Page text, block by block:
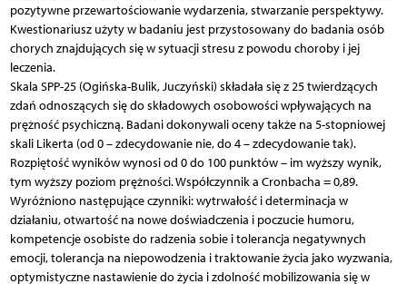
pozytywne przewartościowanie wydarzenia, stwarzanie perspektywy.
Kwestionariusz użyty w badaniu jest przystosowany do badania osób
chorych znajdujących się w sytuacji stresu z powodu choroby i jej
leczenia.
Skala SPP-25 (Ogińska-Bulik, Juczyński) składała się z 25 twierdzących
zdań odnoszących się do składowych osobowości wpływających na
prężność psychiczną. Badani dokonywali oceny także na 5-stopniowej
skali Likerta (od 0 – zdecydowanie nie, do 4 – zdecydowanie tak).
Rozpiętość wyników wynosi od 0 do 100 punktów – im wyższy wynik,
tym wyższy poziom prężności. Współczynnik a Cronbacha = 0,89.
Wyróżniono następujące czynniki: wytrwałość i determinacja w
działaniu, otwartość na nowe doświadczenia i poczucie humoru,
kompetencje osobiste do radzenia sobie i tolerancja negatywnych
emocji, tolerancja na niepowodzenia i traktowanie życia jako wyzwania,
optymistyczne nastawienie do życia i zdolność mobilizowania się w